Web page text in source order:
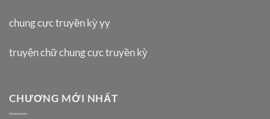
chung cực truyền kỳ yy
truyện chữ chung cực truyền kỳ
CHƯƠNG MỚI NHẤT